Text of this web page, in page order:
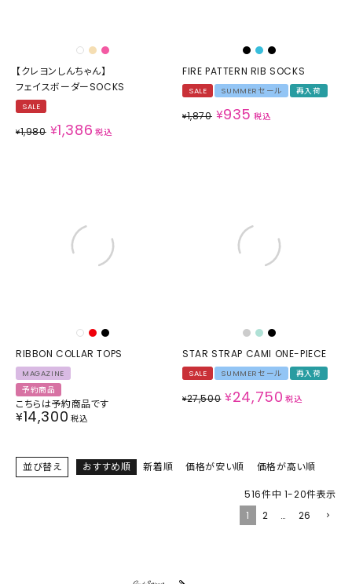
【クレヨンしんちゃん】
フェイスボーダーSOCKS
SALE
¥1,980 ¥1,386 税込
FIRE PATTERN RIB SOCKS
SALE SUMMERセール 再入荷
¥1,870 ¥935 税込
RIBBON COLLAR TOPS
MAGAZINE
予約商品
こちらは予約商品です
¥14,300 税込
STAR STRAP CAMI ONE-PIECE
SALE SUMMERセール 再入荷
¥27,500 ¥24,750 税込
並び替え おすすめ順 新着順 価格が安い順 価格が高い順
516件中 1-20件表示
1
2 … 26